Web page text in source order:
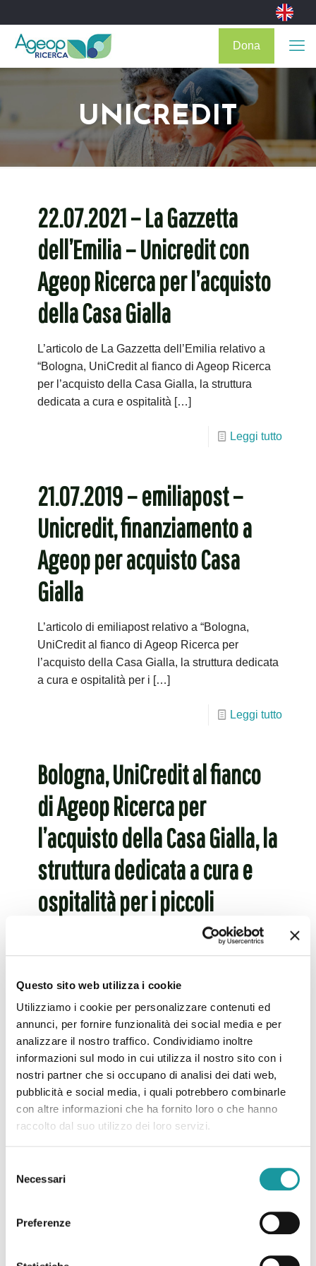
Questo sito web utilizza i cookie
Utilizziamo i cookie per personalizzare contenuti ed
annunci, per fornire funzionalità dei social media e per
analizzare il nostro traffico. Condividiamo inoltre
informazioni sul modo in cui utilizza il nostro sito con i
nostri partner che si occupano di analisi dei dati web,
pubblicità e social media, i quali potrebbero combinarle
con altre informazioni che ha fornito loro o che hanno
raccolto dal suo utilizzo dei loro servizi.
delNecessari
Preferenze
Dona
UNICREDIT
22.07.2021 – La Gazzetta
dell’Emilia – Unicredit con
Ageop Ricerca per l’acquisto
della Casa Gialla
L’articolo de La Gazzetta dell’Emilia relativo a
“Bologna, UniCredit al fianco di Ageop Ricerca
per l’acquisto della Casa Gialla, la struttura
dedicata a cura e ospitalità […]
Leggi tutto
21.07.2019 – emiliapost –
Unicredit, finanziamento a
Ageop per acquisto Casa
Gialla
L’articolo di emiliapost relativo a “Bologna,
UniCredit al fianco di Ageop Ricerca per
l’acquisto della Casa Gialla, la struttura dedicata
a cura e ospitalità per i […]
Leggi tutto
Bologna, UniCredit al fianco
di Ageop Ricerca per
l’acquisto della Casa Gialla, la
struttura dedicata a cura e
ospitalità per i piccoli
pazienti immunodepressi e
per le loro famiglie
Il finanziamento a impatto sociale di 750mila
euro si inserisce all’interno delle attività di
Social lmpact Banking di UniCredit che
prevedono forme di credito a supporto[…]
Leggi tutto